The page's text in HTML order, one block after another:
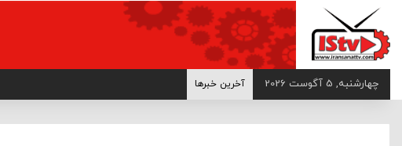
>
چهارشنبه, 5 آگوست 2026 آخرین خبرها